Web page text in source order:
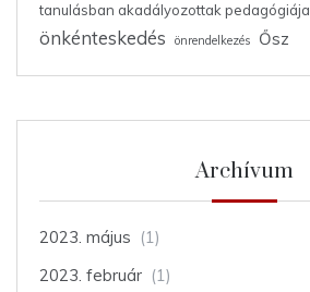
tanulásban akadályozottak pedagógiája
önkénteskedés önrendelkezés Ősz
Archívum
2023. május (1)
2023. február (1)